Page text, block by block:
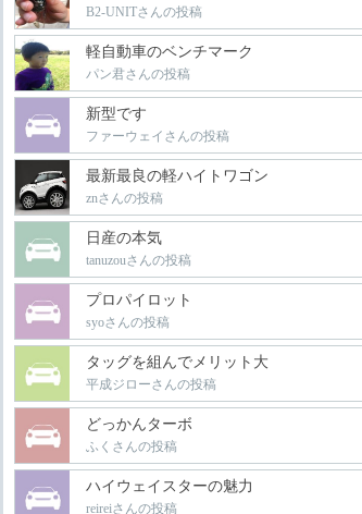
B2-UNITさんの投稿
軽自動車のベンチマーク
パン君さんの投稿
新型です
ファーウェイさんの投稿
最新最良の軽ハイトワゴン
znさんの投稿
日産の本気
tanuzouさんの投稿
プロパイロット
syoさんの投稿
タッグを組んでメリット大
平成ジローさんの投稿
どっかんターボ
ふくさんの投稿
ハイウェイスターの魅力
reireiさんの投稿